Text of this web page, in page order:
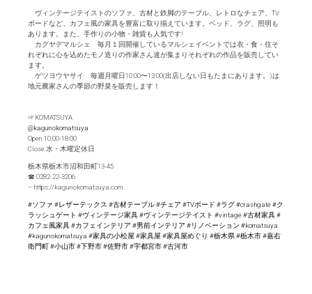
ヴィンテージテイストのソファ、古材と鉄脚のテーブル、レトロなチェア、TV
ボードなど、カフェ風の家具を豊富に取り揃えています。ベッド、ラグ、照明も
あります。また、手作りの小物・雑貨も人気です!
カグヤデマルシェ 毎月１回開催しているマルシェイベントでは衣・食・住そ
れぞれに心を込めたモノ造りの作家さん達が集まりそれぞれの作品を販売してい
ます。
ゲツヨウヤサイ 毎週月曜日10:00〜13:00(出店しない日もたまにあります。)は
地元農家さんの季節の野菜を販売します！
☞KOMATSUYA
@kagunokomatsuya
Open 10:00-18:00
Close 水・木曜定休日
栃木県栃木市沼和田町13-45
☎︎ 0282-22-3206
– https://kagunokomatsuya.com
#ソファ#レザーテックス#古材テーブル#チェア#TVボード#ラグ#crashgate#ク
ラッシュゲート#ヴィンテージ家具#ヴィンテージテイスト#vintage#古材家具#
カフェ風家具#カフェインテリア#男前インテリア#リノベーション#komatsuya
#kagunokomatsuya#家具の小松屋#家具屋#家具屋めぐり#栃木県#栃木市#嘉右
衛門町#小山市#下野市#佐野市#宇都宮市#古河市